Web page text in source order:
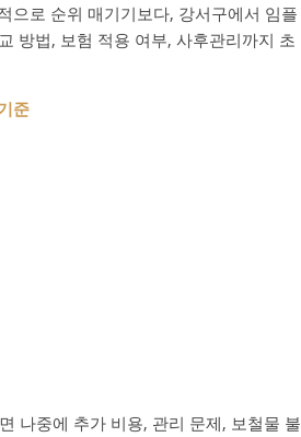
으로 순위 매기기보다, 강서구에서 임플
방법, 보험 적용 여부, 사후관리까지 초
준
나중에 추가 비용, 관리 문제, 보철물 불